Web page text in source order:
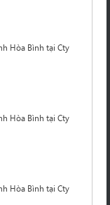
Hòa Bình tại Cty
Hòa Bình tại Cty
Hòa Bình tại Cty